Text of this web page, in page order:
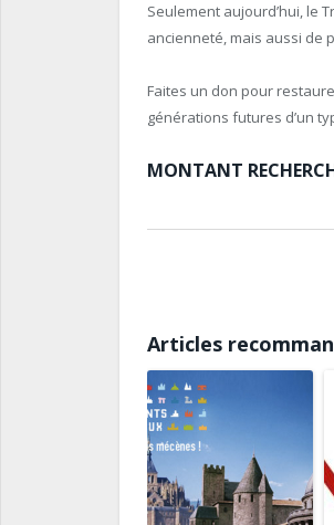
Seulement aujourd’hui, le
ancienneté, mais aussi de
Faites un don pour
générations futures d’un
MONTANT
Articles